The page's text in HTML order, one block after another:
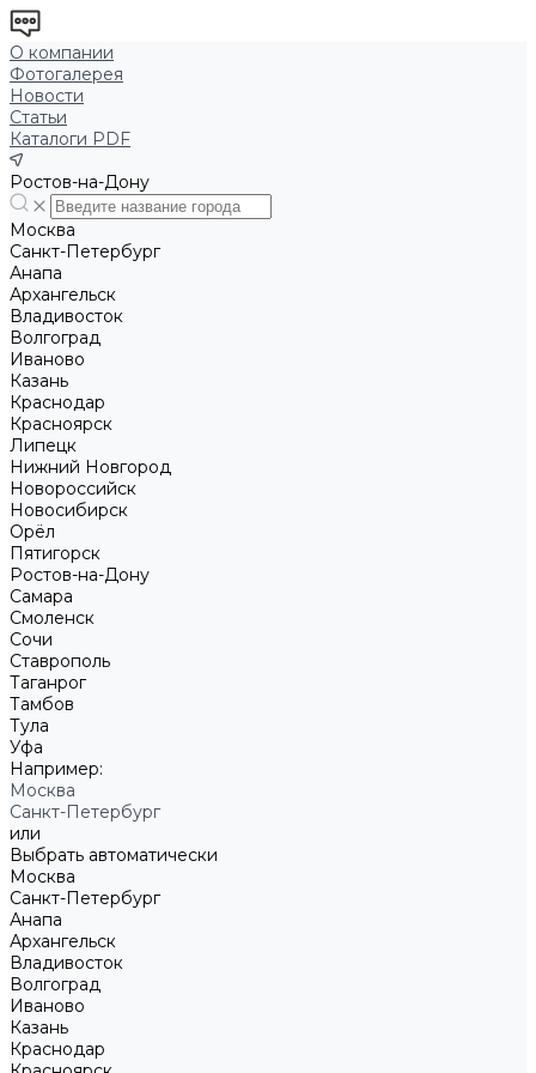
О компании
Фотогалерея
Новости
Статьи
Каталоги PDF
Ростов-на-Дону
Москва
Санкт-Петербург
Анапа
Архангельск
Владивосток
Волгоград
Иваново
Казань
Краснодар
Красноярск
Липецк
Нижний Новгород
Новороссийск
Новосибирск
Орёл
Пятигорск
Ростов-на-Дону
Самара
Смоленск
Сочи
Ставрополь
Таганрог
Тамбов
Тула
Уфа
Например:
Москва
Санкт-Петербург
или
Выбрать автоматически
Москва
Санкт-Петербург
Анапа
Архангельск
Владивосток
Волгоград
Иваново
Казань
Краснодар